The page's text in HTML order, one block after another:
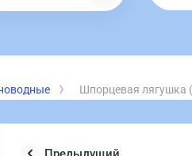
Шпорцевая лягушка